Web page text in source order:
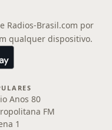
Radios-Brasil.com por
qualquer dispositivo.
Anos 80
FM
1